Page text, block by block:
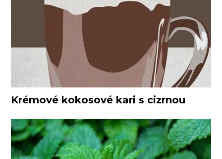
Krémové kokosové kari s cizrnou